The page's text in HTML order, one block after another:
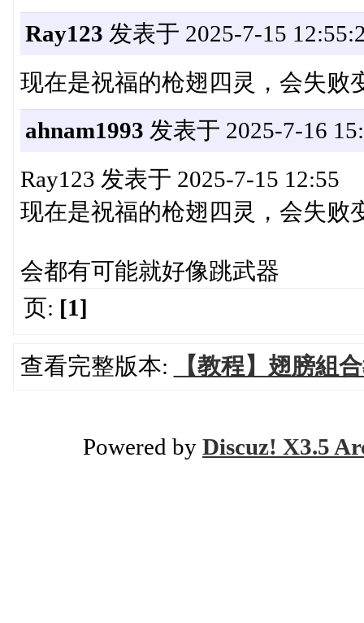
Ray123 发表于 2025-7-15
现在是祝福的枪翅四灵，会失败
ahnam1993 发表于 2025-7-16
Ray123 发表于 2025-7-15 12:55
现在是祝福的枪翅四灵，会失败
会都有可能就好像跳武器
页: [1]
查看完整版本: 【教程】翅膀組
Powered by Discuz! X3.5